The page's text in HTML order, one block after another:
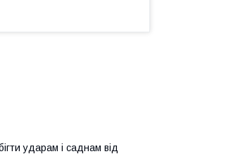
ударам і саднам від